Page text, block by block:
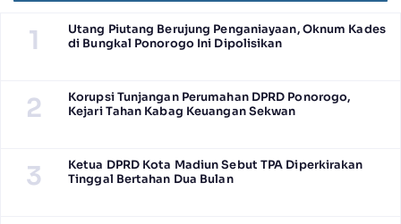
1
Utang Piutang Berujung Penganiayaan, Oknum Kades
di Bungkal Ponorogo Ini Dipolisikan
2
Korupsi Tunjangan Perumahan DPRD Ponorogo,
Kejari Tahan Kabag Keuangan Sekwan
3
Ketua DPRD Kota Madiun Sebut TPA Diperkirakan
Tinggal Bertahan Dua Bulan